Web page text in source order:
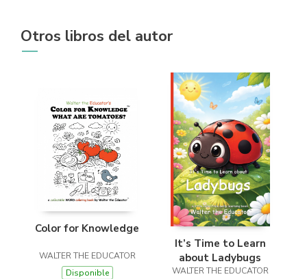
Otros libros del autor
Color for Knowledge
WALTER THE EDUCATOR
Disponible
It’s Time to Learn
about Ladybugs
WALTER THE EDUCATOR